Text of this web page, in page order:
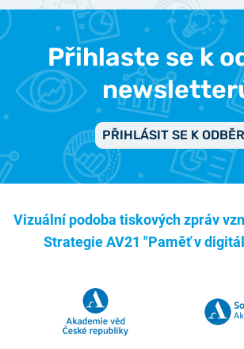
Přihlaste se k
PŘIHLÁSIT SE K
Vizuální podoba tiskových zpráv
Strategie AV21 "Paměť v